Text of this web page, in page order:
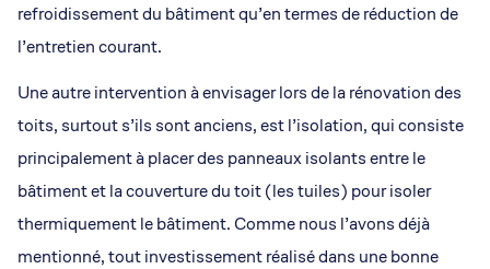
refroidissement du bâtiment qu’en termes de réduction de
l’entretien courant.
Une autre intervention à envisager lors de la rénovation des
toits, surtout s’ils sont anciens, est l’isolation, qui consiste
principalement à placer des panneaux isolants entre le
bâtiment et la couverture du toit (les tuiles) pour isoler
thermiquement le bâtiment. Comme nous l’avons déjà
mentionné, tout investissement réalisé dans une bonne